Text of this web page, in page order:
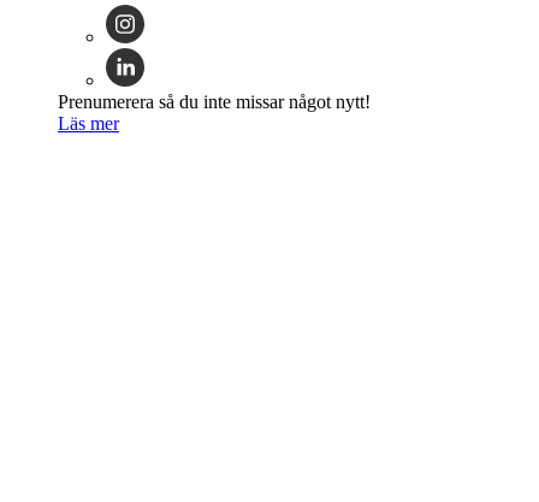
Prenumerera så du inte missar något nytt!
Läs mer